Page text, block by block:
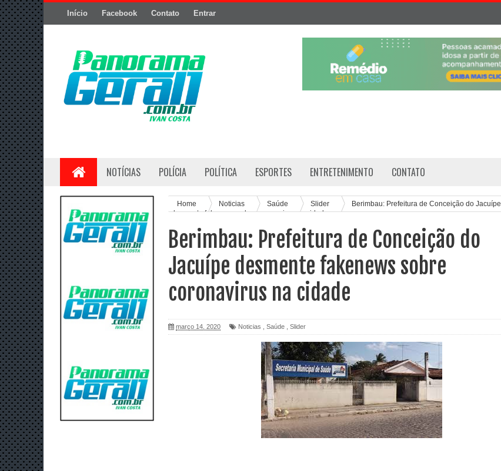
Início Facebook Contato Entrar
NOTÍCIAS POLÍCIA POLÍTICA ESPORTES ENTRETENIMENTO CONTATO
Home Noticias Saúde Slider
Berimbau: Prefeitura de Conceição do Jacuípe
desmente fakenews sobre coronavirus na cidade
Berimbau: Prefeitura de Conceição do
Jacuípe desmente fakenews sobre
coronavirus na cidade
março 14, 2020 Noticias Saúde Slider